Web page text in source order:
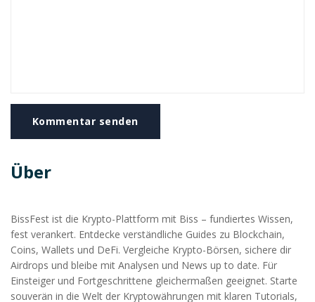
Kommentar senden
Über
BissFest ist die Krypto-Plattform mit Biss – fundiertes Wissen,
fest verankert. Entdecke verständliche Guides zu Blockchain,
Coins, Wallets und DeFi. Vergleiche Krypto-Börsen, sichere dir
Airdrops und bleibe mit Analysen und News up to date. Für
Einsteiger und Fortgeschrittene gleichermaßen geeignet. Starte
souverän in die Welt der Kryptowährungen mit klaren Tutorials,